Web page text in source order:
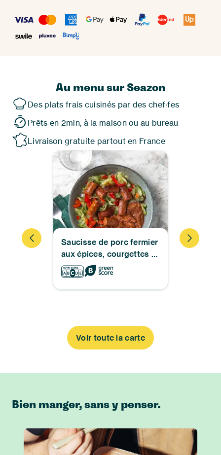
Au menu sur Seazon
Des plats frais cuisinés par des chef·fes
Prêts en 2min, à la maison ou au bureau
Livraison gratuite partout en France
Saucisse de porc fermier
aux épices, courgettes &
poivrons
Poulet
Voir toute la carte
Bien manger, sans y penser.